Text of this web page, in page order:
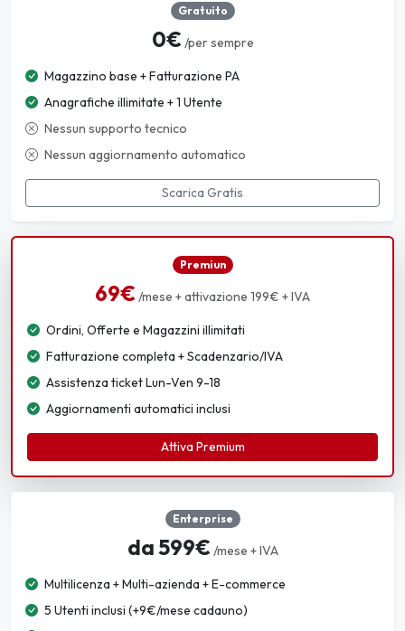
Gratuito
0€/per sempre
Magazzino base + Fatturazione PA
Anagrafiche illimitate + 1 Utente
Nessun supporto tecnico
Nessun aggiornamento automatico
Scarica Gratis
Premiun
69€/mese + attivazione 199€ + IVA
Ordini, Offerte e Magazzini illimitati
Fatturazione completa + Scadenzario/IVA
Assistenza ticket Lun-Ven 9-18
Aggiornamenti automatici inclusi
Attiva Premium
Enterprise
da 599€/mese + IVA
Multilicenza + Multi-azienda + E-commerce
5 Utenti inclusi (+9€/mese cadauno)